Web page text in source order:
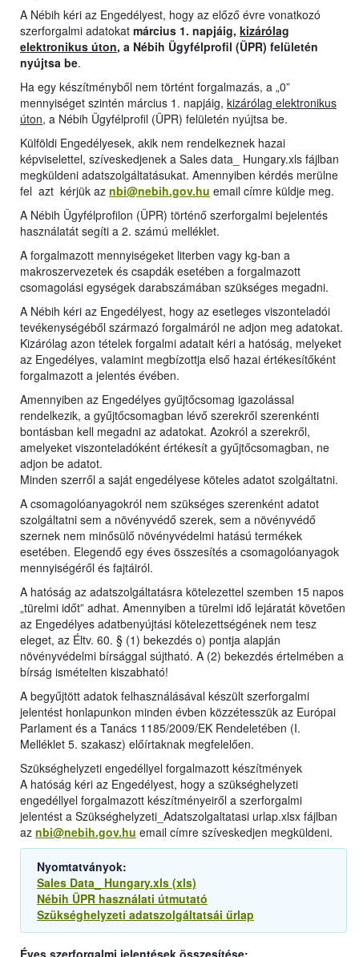
A Nébih kéri az Engedélyest, hogy az előző évre vonatkozó
szerforgalmi adatokat március 1. napjáig, kizárólag
elektronikus úton, a Nébih Ügyfélprofil (ÜPR) felületén
nyújtsa be.
Ha egy készítményből nem történt forgalmazás, a „0”
mennyiséget szintén március 1. napjáig, kizárólag elektronikus
úton, a Nébih Ügyfélprofil (ÜPR) felületén nyújtsa be.
Külföldi Engedélyesek, akik nem rendelkeznek hazai
képviselettel, szíveskedjenek a Sales data_ Hungary.xls fájlban
megküldeni adatszolgáltatásukat. Amennyiben kérdés merülne
fel azt kérjük az nbi@nebih.gov.hu email címre küldje meg.
A Nébih Ügyfélprofilon (ÜPR) történő szerforgalmi bejelentés
használatát segíti a 2. számú melléklet.
A forgalmazott mennyiségeket literben vagy kg-ban a
makroszervezetek és csapdák esetében a forgalmazott
csomagolási egységek darabszámában szükséges megadni.
A Nébih kéri az Engedélyest, hogy az esetleges viszonteladói
tevékenységéből származó forgalmáról ne adjon meg adatokat.
Kizárólag azon tételek forgalmi adatait kéri a hatóság, melyeket
az Engedélyes, valamint megbízottja első hazai értékesítőként
forgalmazott a jelentés évében.
Amennyiben az Engedélyes gyűjtőcsomag igazolással
rendelkezik, a gyűjtőcsomagban lévő szerekről szerenkénti
bontásban kell megadni az adatokat. Azokról a szerekről,
amelyeket viszonteladóként értékesít a gyűjtőcsomagban, ne
adjon be adatot.
Minden szerről a saját engedélyese köteles adatot szolgáltatni.
A csomagolóanyagokról nem szükséges szerenként adatot
szolgáltatni sem a növényvédő szerek, sem a növényvédő
szernek nem minősülő növényvédelmi hatású termékek
esetében. Elegendő egy éves összesítés a csomagolóanyagok
mennyiségéről és fajtáiról.
A hatóság az adatszolgáltatásra kötelezettel szemben 15 napos
„türelmi időt” adhat. Amennyiben a türelmi idő lejáratát követően
az Engedélyes adatbenyújtási kötelezettségének nem tesz
eleget, az Éltv. 60. § (1) bekezdés o) pontja alapján
növényvédelmi bírsággal sújtható. A (2) bekezdés értelmében a
bírság ismételten kiszabható!
A begyűjtött adatok felhasználásával készült szerforgalmi
jelentést honlapunkon minden évben közzétesszük az Európai
Parlament és a Tanács 1185/2009/EK Rendeletében (I.
Melléklet 5. szakasz) előírtaknak megfelelően.
Szükséghelyzeti engedéllyel forgalmazott készítmények
A hatóság kéri az Engedélyest, hogy a szükséghelyzeti
engedéllyel forgalmazott készítményeiről a szerforgalmi
jelentést a Szükséghelyzeti_Adatszolgaltatasi urlap.xlsx fájlban
az nbi@nebih.gov.hu email címre szíveskedjen megküldeni.
Nyomtatványok:
Sales Data_ Hungary.xls (xls)
Nébih ÜPR használati útmutató
Szükséghelyzeti adatszolgáltatsái űrlap